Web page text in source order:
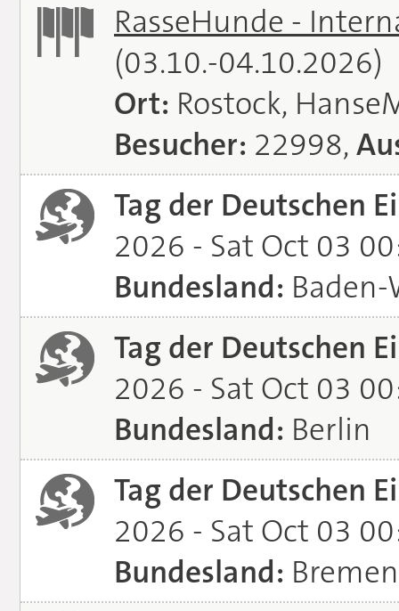
RasseHunde -
(03.10.-04.10.2026)
Ort: Rostock,
Besucher: 22998,
Tag der Deutschen
2026 - Sat Oct 03
Bundesland:
Tag der Deutschen
2026 - Sat Oct 03
Bundesland: Berlin
Tag der Deutschen
2026 - Sat Oct 03
Bundesland: Bremen